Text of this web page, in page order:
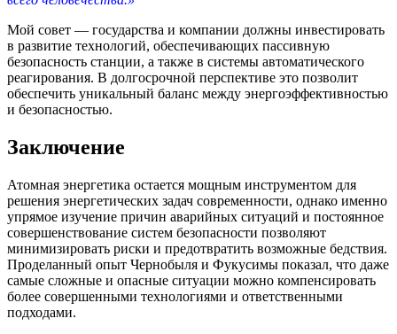
Мой совет — государства и компании должны инвестировать
в развитие технологий, обеспечивающих пассивную
безопасность станции, а также в системы автоматического
реагирования. В долгосрочной перспективе это позволит
обеспечить уникальный баланс между энергоэффективностью
и безопасностью.
Заключение
Атомная энергетика остается мощным инструментом для
решения энергетических задач современности, однако именно
упрямое изучение причин аварийных ситуаций и постоянное
совершенствование систем безопасности позволяют
минимизировать риски и предотвратить возможные бедствия.
Проделанный опыт Чернобыля и Фукусимы показал, что даже
самые сложные и опасные ситуации можно компенсировать
более совершенными технологиями и ответственными
подходами.